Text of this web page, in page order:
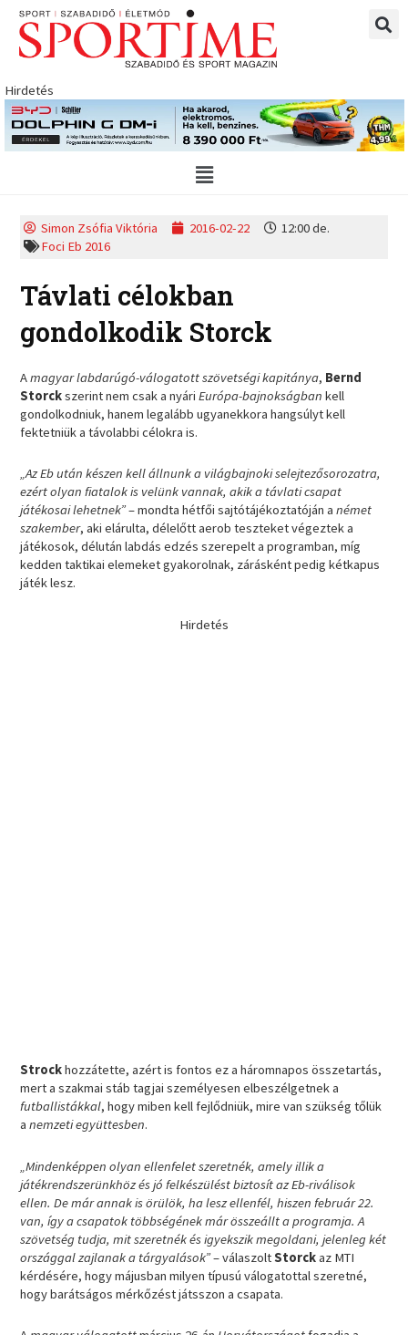
Skip
content
Hirdetés
Main
Menu
Simon Zsófia Viktória 2016-02-22
12:00 de.
Foci Eb 2016
Távlati célokban
gondolkodik Storck
Amagyar labdarúgó-válogatott szövetségi kapitánya, Bernd
Storckszerint nem csak a nyáriEurópa-bajnokságban kell
gondolkodniuk, hanem legalább ugyanekkora hangsúlyt kell
fektetniük a távolabbi célokra is.
„Az Eb után készen kell állnunk a világbajnoki selejtezősorozatra,
ezért olyan fiatalok is velünk vannak, akik a távlati csapat
játékosai lehetnek”– mondta hétfői sajtótájékoztatóján anémet
szakember, aki elárulta, délelőtt aerob teszteket végeztek a
játékosok, délután labdás edzés szerepelt a programban, míg
kedden taktikai elemeket gyakorolnak, zárásként pedig kétkapus
játék lesz.
Hirdetés
Strockhozzátette, azért is fontos ez a háromnapos összetartás,
mert a szakmai stáb tagjai személyesen elbeszélgetnek a
futballistákkal, hogy miben kell fejlődniük, mire van szükség tőlük
anemzeti együttesben.
„Mindenképpen olyan ellenfelet szeretnék, amely illik a
játékrendszerünkhöz és jó felkészülést biztosít az Eb-riválisok
ellen. De már annak is örülök, ha lesz ellenfél, hiszen február 22.
van, így a csapatok többségének már összeállt a programja. A
szövetség tudja, mit szeretnék és igyekszik megoldani, jelenleg két
országgal zajlanak a tárgyalások”– válaszoltStorckaz MTI
kérdésére, hogy májusban milyen típusú válogatottal szeretné,
hogy barátságos mérkőzést játsszon a csapata.